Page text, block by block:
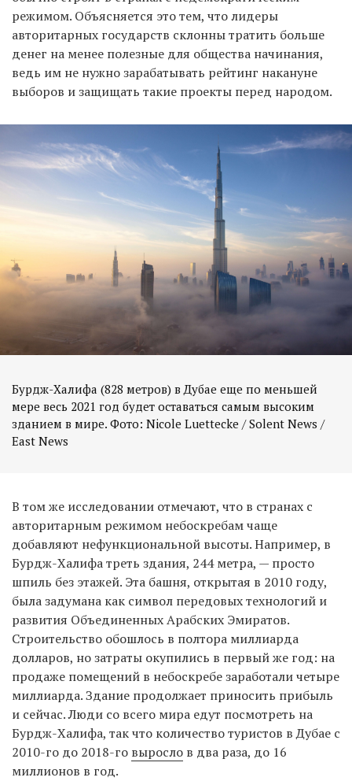
режимом. Объясняется это тем, что лидеры
авторитарных государств склонны тратить больше
денег на менее полезные для общества начинания,
ведь им не нужно зарабатывать рейтинг накануне
выборов и защищать такие проекты перед народом.
Бурдж-Халифа (828 метров) в Дубае еще по меньшей
мере весь 2021 год будет оставаться самым высоким
зданием в мире. Фото: Nicole Luettecke / Solent News /
East News
В том же исследовании отмечают, что в странах с
авторитарным режимом небоскребам чаще
добавляют нефункциональной высоты. Например, в
Бурдж-Халифа треть здания, 244 метра, — просто
шпиль без этажей. Эта башня, открытая в 2010 году,
была задумана как символ передовых технологий и
развития Объединенных Арабских Эмиратов.
Строительство обошлось в полтора миллиарда
долларов, но затраты окупились в первый же год: на
продаже помещений в небоскребе заработали четыре
миллиарда. Здание продолжает приносить прибыль
и сейчас. Люди со всего мира едут посмотреть на
Бурдж-Халифа, так что количество туристов в Дубае с
2010-го до 2018-го выросло в два раза, до 16
миллионов в год.